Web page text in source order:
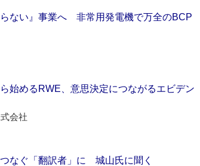
らない』事業へ 非常用発電機で万全のBCP
始めるRWE、意思決定につながるエビデン
会社
なぐ「翻訳者」に 城山氏に聞く